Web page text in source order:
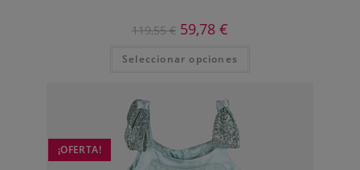
119,55€ 59,78 €
Seleccionar opciones
¡OFERTA!